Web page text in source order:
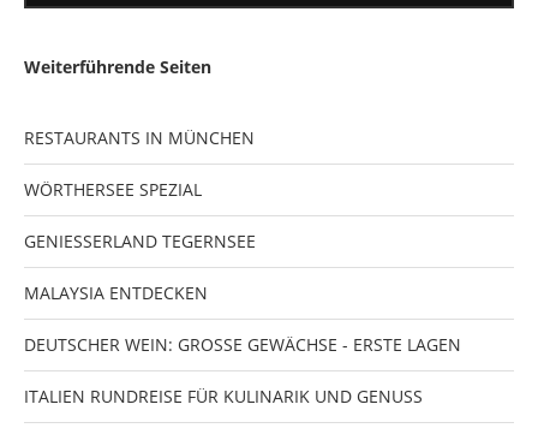
Weiterführende Seiten
RESTAURANTS IN MÜNCHEN
WÖRTHERSEE SPEZIAL
GENIESSERLAND TEGERNSEE
MALAYSIA ENTDECKEN
DEUTSCHER WEIN: GROSSE GEWÄCHSE - ERSTE LAGEN
ITALIEN RUNDREISE FÜR KULINARIK UND GENUSS